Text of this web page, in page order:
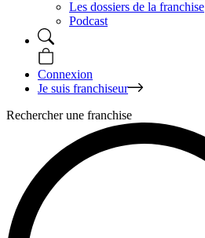
Les dossiers de la franchise
Podcast
Connexion
Je suis franchiseur
Rechercher une franchise